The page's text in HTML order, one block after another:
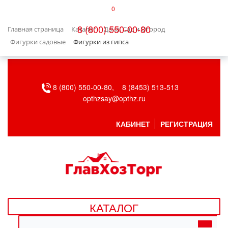
0
8 (800) 550-00-80
Главная страница Каталог
Дача, Сад и Огород
Фигурки садовые
Фигурки из гипса
БЫТОВАЯ ТЕХНИКА
ВЕНТИЛЯЦИЯ
ДАЧА, САД И ОГОРОД
ДЕТСКИЕ ТОВАРЫ
8 (800) 550-00-80,
8 (8453) 513-513
opthzsay@opthz.ru
КАБИНЕТ РЕГИСТРАЦИЯ
КАТАЛОГ